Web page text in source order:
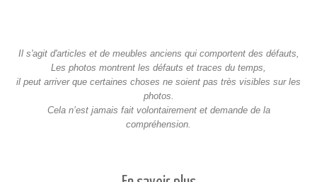
Il s'agit d'articles et de meubles anciens qui comportent des défauts,
Les photos montrent les défauts et traces du temps,
il peut arriver que certaines choses ne soient pas très visibles sur les
photos.
Cela n’est jamais fait volontairement et demande de la
compréhension.